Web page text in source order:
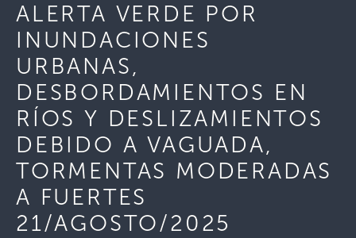
ALERTA VERDE POR
INUNDACIONES
URBANAS,
DESBORDAMIENTOS EN
RÍOS Y DESLIZAMIENTOS
DEBIDO A VAGUADA,
TORMENTAS MODERADAS
A FUERTES
21/AGOSTO/2025